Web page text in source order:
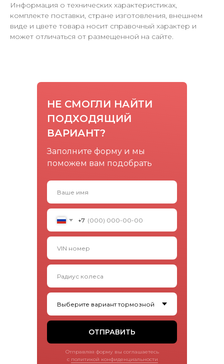
Информация о технических характеристиках,
комплекте поставки, стране изготовления, внешнем
виде и цвете товара носит справочный характер и
может отличаться от размещенной на сайте.
НЕ СМОГЛИ НАЙТИ
ПОДХОДЯЩИЙ
ВАРИАНТ?
Заполните форму и мы
поможем вам подобрать
+7
ОТПРАВИТЬ
Отправляя форму вы соглашаетесь
с политикой конфиденциальности